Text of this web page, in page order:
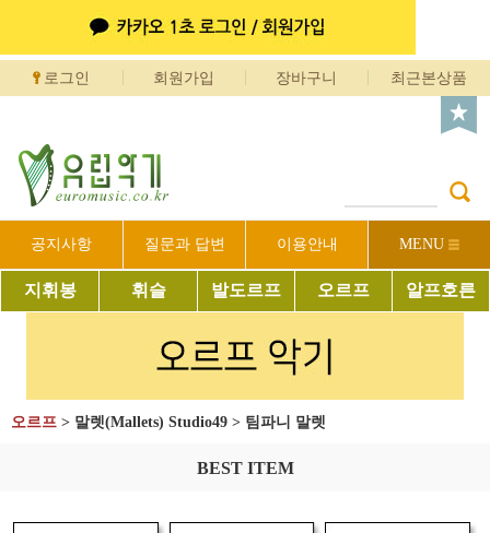
로그인 회원가입 장바구니 최근본상품
공지사항 질문과 답변 이용안내 MENU
지휘봉 휘슬 발도르프 오르프 알프호른
오르프 > 말렛(Mallets) Studio49 > 팀파니 말렛
BEST ITEM